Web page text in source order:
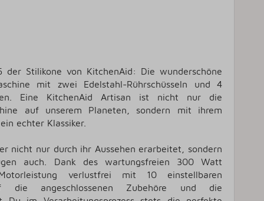
der Stilikone von KitchenAid: Die wunderschöne
mit zwei Edelstahl-Rührschüsseln und 4
Eine KitchenAid Artisan ist nicht nur die
auf unserem Planeten, sondern mit ihrem
echter Klassiker.
nicht nur durch ihr Aussehen erarbeitet, sondern
auch. Dank des wartungsfreien 300 Watt
verlustfrei mit 10 einstellbaren
die angeschlossenen Zubehöre und die